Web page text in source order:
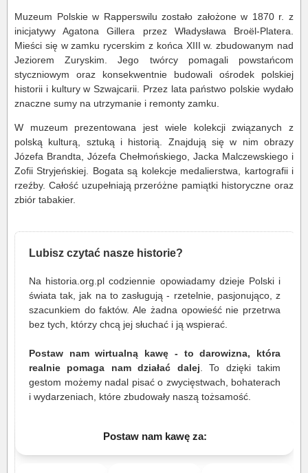
Muzeum Polskie w Rapperswilu zostało założone w 1870 r. z
inicjatywy Agatona Gillera przez Władysława Broël-Platera.
Mieści się w zamku rycerskim z końca XIII w. zbudowanym nad
Jeziorem Zuryskim. Jego twórcy pomagali powstańcom
styczniowym oraz konsekwentnie budowali ośrodek polskiej
historii i kultury w Szwajcarii. Przez lata państwo polskie wydało
znaczne sumy na utrzymanie i remonty zamku.
W muzeum prezentowana jest wiele kolekcji związanych z
polską kulturą, sztuką i historią. Znajdują się w nim obrazy
Józefa Brandta, Józefa Chełmońskiego, Jacka Malczewskiego i
Zofii Stryjeńskiej. Bogata są kolekcje medalierstwa, kartografii i
rzeźby. Całość uzupełniają przeróżne pamiątki historyczne oraz
zbiór tabakier.
Lubisz czytać nasze historie?
Na historia.org.pl codziennie opowiadamy dzieje Polski i
świata tak, jak na to zasługują - rzetelnie, pasjonująco, z
szacunkiem do faktów. Ale żadna opowieść nie przetrwa
bez tych, którzy chcą jej słuchać i ją wspierać.
Postaw nam wirtualną kawę - to darowizna, która
realnie pomaga nam działać dalej . To dzięki takim
gestom możemy nadal pisać o zwycięstwach, bohaterach
i wydarzeniach, które zbudowały naszą tożsamość.
Postaw nam kawę za: